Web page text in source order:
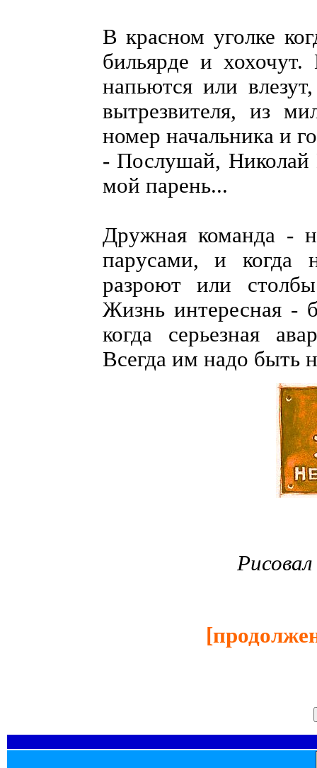
В красном уголке
бильярде и
напьются или
вытрезвителя, из
номер начальника и
- Послушай, Николай
мой парень...
Дружная команда -
парусами, и когда
разроют или
Жизнь интересная -
когда серьезная
Всегда им надо быть